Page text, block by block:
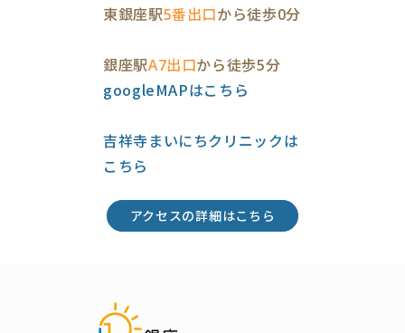
東銀座駅5番出口から徒歩0分
銀座駅A7出口から徒歩5分
googleMAPはこちら
吉祥寺まいにちクリニックは
こちら
アクセスの詳細はこちら